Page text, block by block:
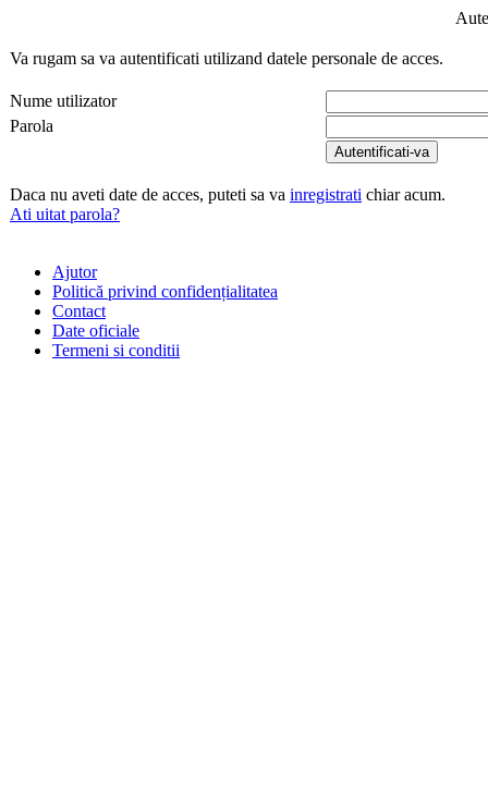
Va rugam sa va autentificati utilizand datele personale de acces.
Nume utilizator
Parola
Autentificati-va
Daca nu aveti date de acces, puteti sa va inregistrati chiar acum.
Ati uitat parola?
Ajutor
Politică privind confidențialitatea
Contact
Date oficiale
Termeni si conditii